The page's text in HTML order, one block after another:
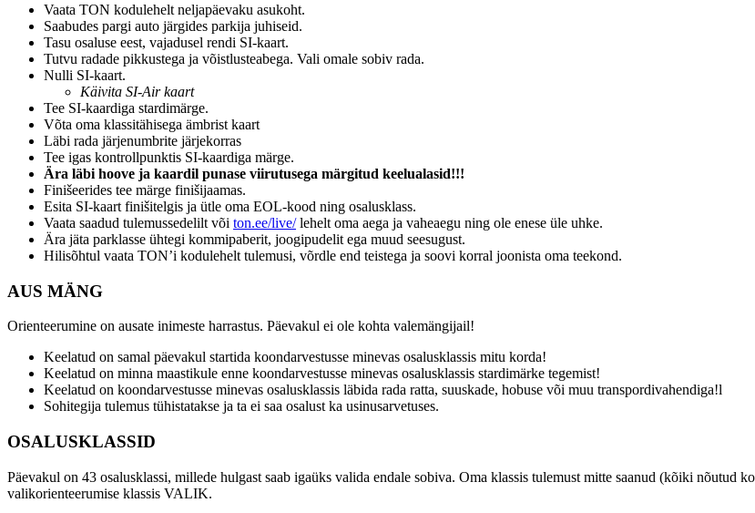
Vaata TON kodulehelt neljapäevaku asukoht.
Saabudes pargi auto järgides parkija juhiseid.
Tasu osaluse eest, vajadusel rendi SI-kaart.
Tutvu radade pikkustega ja võistlusteabega. Vali omale sobiv rada.
Nulli SI-kaart.
Käivita SI-Air kaart
Tee SI-kaardiga stardimärge.
Võta oma klassitähisega ämbrist kaart
Läbi rada järjenumbrite järjekorras
Tee igas kontrollpunktis SI-kaardiga märge.
Ära läbi hoove ja kaardil punase viirutusega märgitud keelualasid!!!
Finišeerides tee märge finišijaamas.
Esita SI-kaart finišitelgis ja ütle oma EOL-kood ning osalusklass.
Vaata saadud tulemussedelilt või ton.ee/live/lehelt oma aega ja vaheaegu ning ole enese üle uhke.
Ära jäta parklasse ühtegi kommipaberit, joogipudelit ega muud seesugust.
Hilisõhtul vaata TON’i kodulehelt tulemusi, võrdle end teistega ja soovi korral joonista oma teekond.
AUS MÄNG
Orienteerumine on ausate inimeste harrastus. Päevakul ei ole kohta valemängijail!
Keelatud on samal päevakul startida koondarvestusse minevas osalusklassis mitu korda!
Keelatud on minna maastikule enne koondarvestusse minevas osalusklassis stardimärke tegemist!
Keelatud on koondarvestusse minevas osalusklassis läbida rada ratta, suuskade, hobuse või muu transpordivahendiga!l
Sohitegija tulemus tühistatakse ja ta ei saa osalust ka usinusarvetuses.
OSALUSKLASSID
Päevakul on 43 osalusklassi, millede hulgast saab igaüks valida endale sobiva. Oma klassis tulemust mitte saanud (kõiki nõutud
valikorienteerumise klassis VALIK.